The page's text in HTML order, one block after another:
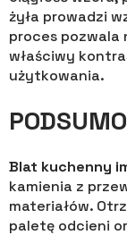
żyła prowadzi
proces pozwala
właściwy
użytkowania.
Blat kuchenny
kamienia z
materiałów.
paletę odcieni